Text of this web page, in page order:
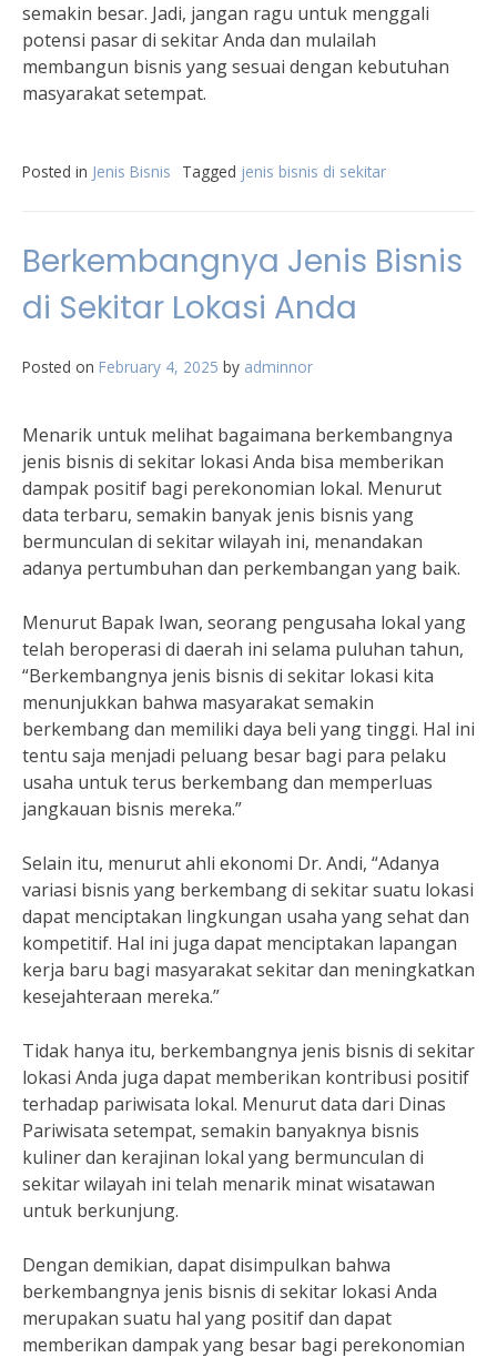
semakin besar. Jadi, jangan ragu untuk menggali
potensi pasar di sekitar Anda dan mulailah
membangun bisnis yang sesuai dengan kebutuhan
masyarakat setempat.
Posted in Jenis Bisnis Tagged jenis bisnis di sekitar
Berkembangnya Jenis Bisnis
di Sekitar Lokasi Anda
Posted on February 4, 2025 by adminnor
Menarik untuk melihat bagaimana berkembangnya
jenis bisnis di sekitar lokasi Anda bisa memberikan
dampak positif bagi perekonomian lokal. Menurut
data terbaru, semakin banyak jenis bisnis yang
bermunculan di sekitar wilayah ini, menandakan
adanya pertumbuhan dan perkembangan yang baik.
Menurut Bapak Iwan, seorang pengusaha lokal yang
telah beroperasi di daerah ini selama puluhan tahun,
“Berkembangnya jenis bisnis di sekitar lokasi kita
menunjukkan bahwa masyarakat semakin
berkembang dan memiliki daya beli yang tinggi. Hal ini
tentu saja menjadi peluang besar bagi para pelaku
usaha untuk terus berkembang dan memperluas
jangkauan bisnis mereka.”
Selain itu, menurut ahli ekonomi Dr. Andi, “Adanya
variasi bisnis yang berkembang di sekitar suatu lokasi
dapat menciptakan lingkungan usaha yang sehat dan
kompetitif. Hal ini juga dapat menciptakan lapangan
kerja baru bagi masyarakat sekitar dan meningkatkan
kesejahteraan mereka.”
Tidak hanya itu, berkembangnya jenis bisnis di sekitar
lokasi Anda juga dapat memberikan kontribusi positif
terhadap pariwisata lokal. Menurut data dari Dinas
Pariwisata setempat, semakin banyaknya bisnis
kuliner dan kerajinan lokal yang bermunculan di
sekitar wilayah ini telah menarik minat wisatawan
untuk berkunjung.
Dengan demikian, dapat disimpulkan bahwa
berkembangnya jenis bisnis di sekitar lokasi Anda
merupakan suatu hal yang positif dan dapat
memberikan dampak yang besar bagi perekonomian